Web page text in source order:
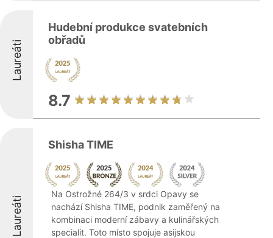
Laureáti
Hudební produkce svatebních
obřadů
8.7
Laureáti
Shisha TIME
Na Ostrožné 264/3 v srdci Opavy se
nachází Shisha TIME, podnik zaměřený na
kombinaci moderní zábavy a kulinářských
specialit. Toto místo spojuje asijskou